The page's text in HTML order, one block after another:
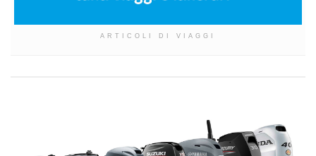
ARTICOLI DI VIAGGI